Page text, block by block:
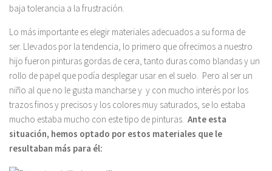
baja tolerancia a la frustración.
Lo más importante es elegir materiales adecuados a su forma de
ser. Llevados por la tendencia, lo primero que ofrecimos a nuestro
hijo fueron pinturas gordas de cera, tanto duras como blandas y un
rollo de papel que podía desplegar usar en el suelo. Pero al ser un
niño al que no le gusta mancharse y y con mucho interés por los
trazos finos y precisos y los colores muy saturados, se lo estaba
mucho estaba mucho con este tipo de pinturas. Ante esta
situación, hemos optado por estos materiales que le
resultaban más para él: